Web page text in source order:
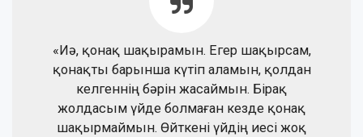
«Иә, қонақ шақырамын. Егер шақырсам,
қонақты барынша күтіп аламын, қолдан
келгеннің бәрін жасаймын. Бірақ
жолдасым үйде болмаған кезде қонақ
шақырмаймын. Өйткені үйдің иесі жоқ